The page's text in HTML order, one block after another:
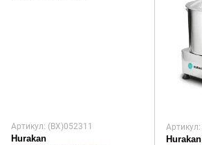
Артикул: (BX)052311
Hurakan
Hurakan